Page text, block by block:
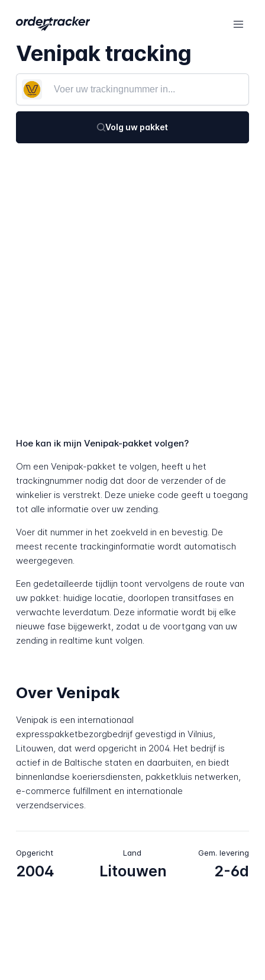
Venipak tracking
Volg uw pakket
Hoe kan ik mijn Venipak-pakket volgen?
Om een Venipak-pakket te volgen, heeft u het
trackingnummer nodig dat door de verzender of de
winkelier is verstrekt. Deze unieke code geeft u toegang
tot alle informatie over uw zending.
Voer dit nummer in het zoekveld in en bevestig. De
meest recente trackinginformatie wordt automatisch
weergegeven.
Een gedetailleerde tijdlijn toont vervolgens de route van
uw pakket: huidige locatie, doorlopen transitfases en
verwachte leverdatum. Deze informatie wordt bij elke
nieuwe fase bijgewerkt, zodat u de voortgang van uw
zending in realtime kunt volgen.
Over Venipak
Venipak is een internationaal
expresspakketbezorgbedrijf gevestigd in Vilnius,
Litouwen, dat werd opgericht in 2004. Het bedrijf is
actief in de Baltische staten en daarbuiten, en biedt
binnenlandse koeriersdiensten, pakketkluis netwerken,
e-commerce fulfillment en internationale
verzendservices.
Opgericht
2004
Land
Litouwen
Gem. levering
2-6d